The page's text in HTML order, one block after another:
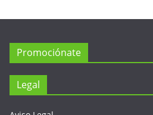
Promociónate
Legal